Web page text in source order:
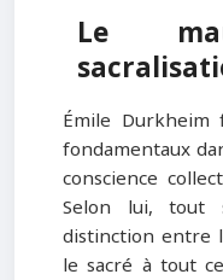
Le
Émile
fondamentaux
conscience
Selon lui, tout
distinction entre
le sacré à tout